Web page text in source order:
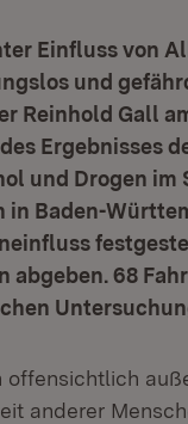
Einfluss von
und
Reinhold Gall
Ergebnisses
und Drogen im
in Baden-
abgeben. 68
offensichtlich
anderer